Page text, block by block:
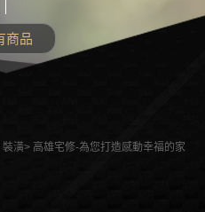
商品
裝潢 高雄宅修-為您打造感動幸福的家